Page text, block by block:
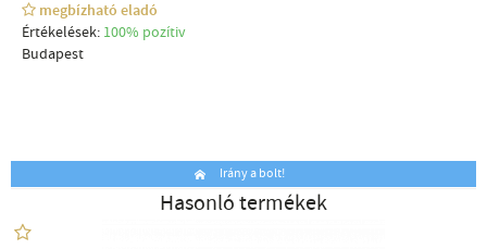
megbízható eladó
Értékelések: 100% pozítiv
Budapest
Irány a bolt!
Hasonló termékek